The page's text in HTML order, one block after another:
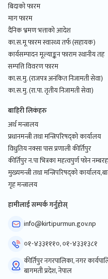
बिदाको फारम
माग फारम
दैनिक भ्रमण भत्ताको आदेश
का.स.मू फारम स्वास्थ्य तर्फ (सहायक)
कार्यसम्पादन मूल्याङ्कन फाराम स्थानीय तह
सम्पत्ति विवरण फारम
का.स.मु. (राजपत्र अनंकित निजामती सेवा)
का.स.मु. (रा.पा. तृतीय निजामती सेवा)
बाहिरी लिकंहरु
अर्थ मन्त्रालय
प्रधानमन्त्री तथा मन्त्रिपरिषद्को कार्यालय
विधुतिय नक्सा पास प्रणाली कीर्तिपुर
कीर्तिपुर न.पा भित्रका महत्वपुर्ण फोन
मुख्यमन्त्री तथा मन्त्रिपरिषद्को
गृह मन्त्रालय
हामीलाई सम्पर्क गर्नुहोस्
info@kirtipurmun.gov.np
०१-४३३१११०, ०१-४३३१३८१
कीर्तिपुर नगरपालिका, नगर
बागमती प्रदेश, नेपाल